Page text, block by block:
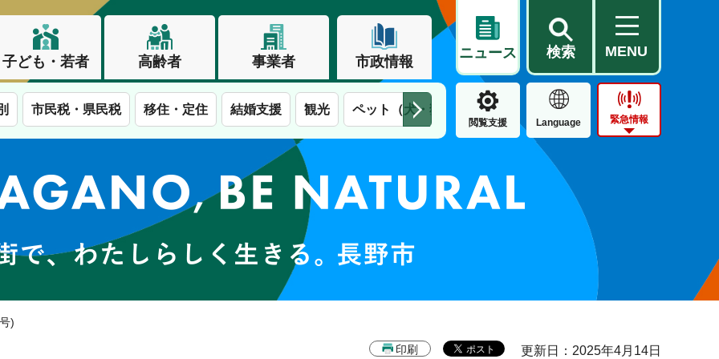
子ども・若者 高齢者 事業者 市政情報
ニュース 検索 MENU
市民税・県民税 移住・定住 結婚支援 観光 ペット（犬・猫） 住民票・戸籍 公営住宅
閲覧支援 Language 緊急情報
この街で、わたしらしく生きる。長野市
)
印刷 更新日：2025年4月14日